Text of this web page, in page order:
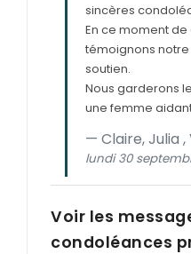
sincères
En ce moment de
témoignons
soutien.
Nous garderons
une femme
Claire, Julia
lundi 30
Voir les
condoléances